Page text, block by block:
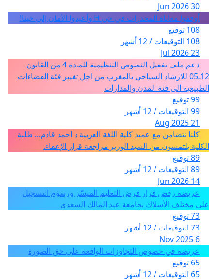
30 Jun 2026
أوقفوا معاناة المخدرات في حي H وأعيدوا الأمان إلى حينا!
108 توقيع
108 التوقيعات / 12 أشهر
23 Jul 2026
دعم ملف تفعيل النصوص التنظيمية للمادة 4 من القانون
12ـ05 للارشاد السياحي بالمغرب من اجل تغيير فئة الفضاءات
الطبيعية الى فئة المدن والمدارات
99 توقيع
99 التوقيعات / 12 أشهر
21 Aug 2025
كلنا نتضامن مع عميد كلية اللغة العربية د أحمد قادم... طلبة
الكلية يلتمسون من السيد الوزير مراجعة قرار الإعفاء.
89 توقيع
89 التوقيعات / 12 أشهر
14 Jun 2026
عريضة رفض قرار فرض التعليم الميسّر ورسوم التسجيل
على مختلف الأسلاك بجامعة عبد المالك السعدي
73 توقيع
73 التوقيعات / 12 أشهر
6 Nov 2025
عريضة في خصوص التجاوزات الواقعة على حق الصورة
65 توقيع
65 التوقيعات / 12 أشهر